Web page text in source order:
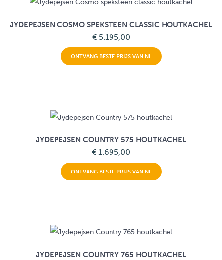
JYDEPEJSEN COSMO SPEKSTEEN CLASSIC HOUTKACHEL
€ 5.195,00
ONTVANG BESTE PRIJS VAN NL
JYDEPEJSEN COUNTRY 575 HOUTKACHEL
€ 1.695,00
ONTVANG BESTE PRIJS VAN NL
JYDEPEJSEN COUNTRY 765 HOUTKACHEL